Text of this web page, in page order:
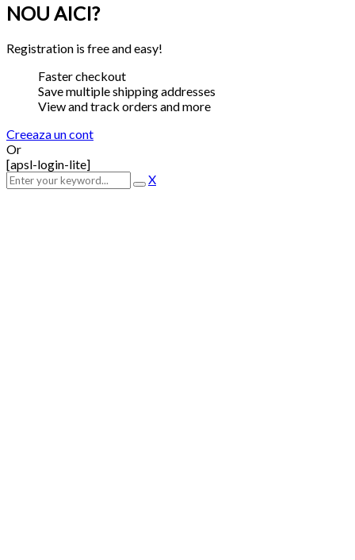
NOU AICI?
Registration is free and easy!
Faster checkout
Save multiple shipping addresses
View and track orders and more
Creeaza un cont
Or
[apsl-login-lite]
X